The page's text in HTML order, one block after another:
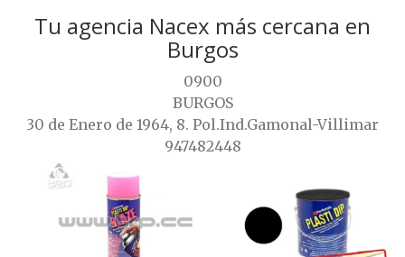
Tu agencia Nacex más cercana en
Burgos
0900
BURGOS
30 de Enero de 1964, 8. Pol.Ind.Gamonal-Villimar
947482448